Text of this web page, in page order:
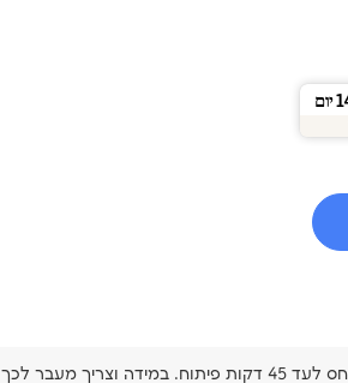
אני מאשר/ת שהבנתי כי המחיר מתייחס לעד 45 דקות פיתוח. במידה וצריך מעבר לכך